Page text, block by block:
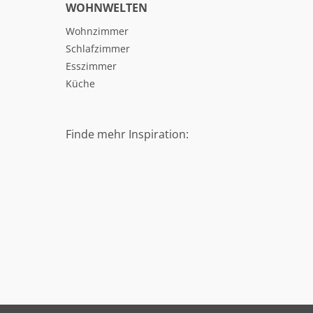
WOHNWELTEN
Wohnzimmer
Schlafzimmer
Esszimmer
Küche
Finde mehr Inspiration: